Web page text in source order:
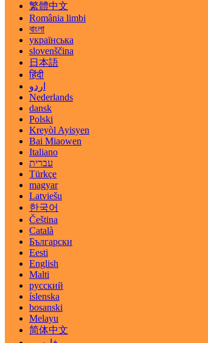
繁體中文
România limbi
বাংলা
українська
slovenščina
日本語
हिंदी
اردو
Nederlands
dansk
Polski
Kreyòl Ayisyen
Bai Miaowen
Italiano
עברית
Türkçe
magyar
Latviešu
한국어
Čeština
Català
Български
Eesti
English
Malti
русский
íslenska
bosanski
Melayu
简体中文